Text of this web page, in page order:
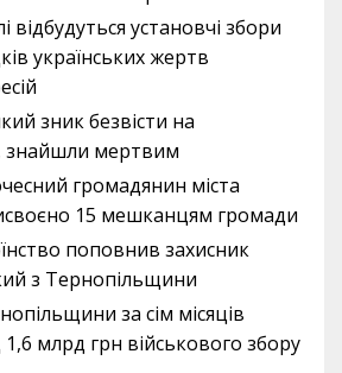
відбудуться установчі збори
українських жертв
зник безвісти на
знайшли мертвим
громадянин міста
15 мешканцям громади
поповнив захисник
з Тернопільщини
за сім місяців
млрд грн військового збору